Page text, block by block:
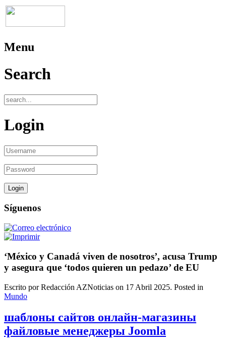
Menu
Search
Login
Síguenos
‘México y Canadá viven de nosotros’, acusa Trump
y asegura que ‘todos quieren un pedazo’ de EU
Escrito por Redacción AZNoticias on 17 Abril 2025. Posted in
Mundo
шаблоны сайтов онлайн-магазины
файловые менеджеры Joomla